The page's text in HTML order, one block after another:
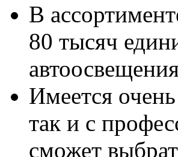
В
80 тысяч
Имеется
так и с
сможет